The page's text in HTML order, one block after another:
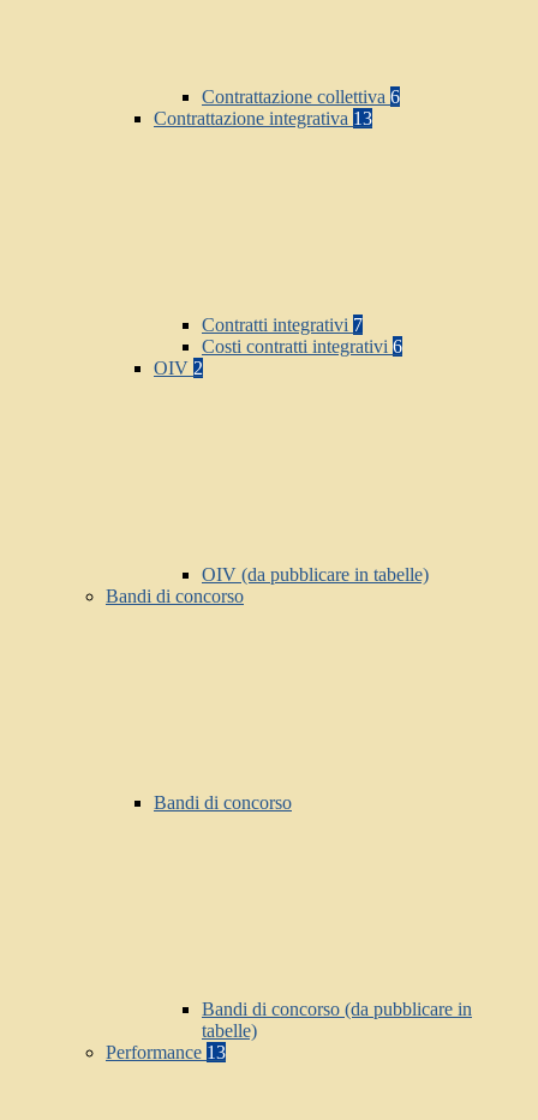
Contrattazione collettiva 6
Contrattazione integrativa 13
Contratti integrativi 7
Costi contratti integrativi 6
OIV 2
OIV (da pubblicare in tabelle)
Bandi di concorso
Bandi di concorso
Bandi di concorso (da pubblicare in
tabelle)
Performance 13